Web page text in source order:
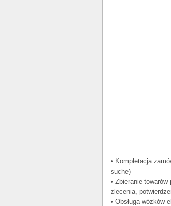
• Kompletacja
suche)
• Zbieranie
zlecenia,
• Obsługa wózków